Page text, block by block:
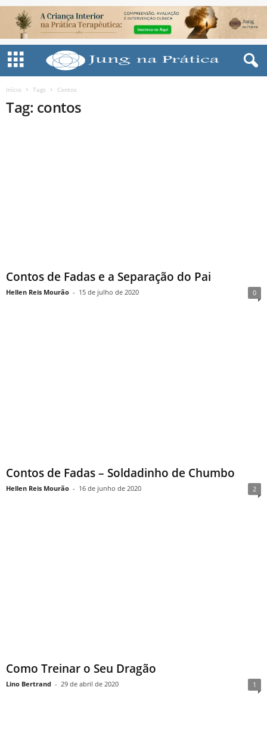
Início Tags Contos
Tag: contos
Contos de Fadas e a Separação do Pai
Hellen Reis Mourão - 15 de julho de 2020 0
Contos de Fadas – Soldadinho de Chumbo
Hellen Reis Mourão - 16 de junho de 2020 2
Como Treinar o Seu Dragão
Lino Bertrand - 29 de abril de 2020 1